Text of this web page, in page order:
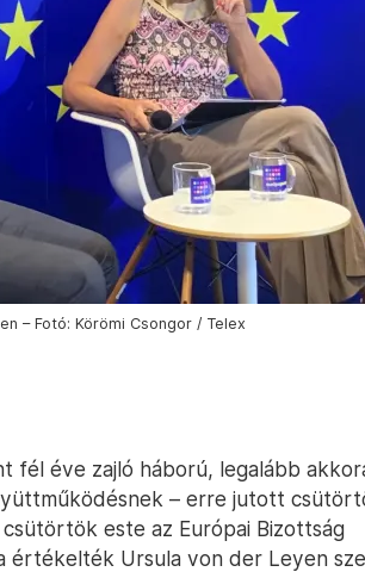
– Fotó: Körömi Csongor / Telex
fél éve zajló háború, legalább
– erre jutott
este az Európai Bizottság
értékelték Ursula von der Leyen